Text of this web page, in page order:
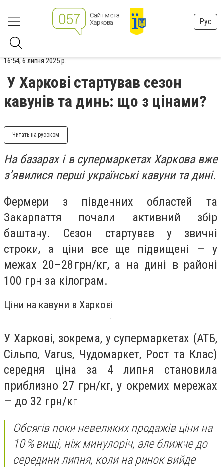
Рус
16:54, 6 липня 2025 р.
У Харкові стартував сезон
кавунів та динь: що з цінами?
Читать на русском
На базарах і в супермаркетах Харкова вже
з’явилися перші українські кавуни та дині.
Фермери з південних областей та
Закарпаття почали активний збір
баштану. Сезон стартував у звичні
строки, а ціни все ще підвищені — у
межах 20–28 грн/кг, а на дині в районі
100 грн за кілограм.
Ціни на кавуни в Харкові
У Харкові, зокрема, у супермаркетах (АТБ,
Сільпо, Varus, Чудомаркет, Рост та Клас)
середня ціна за 4 липня становила
приблизно 27 грн/кг, у окремих мережах
— до 32 грн/кг
Обсягів поки невеликих продажів ціни на
10 % вищі, ніж минулоріч, але ближче до
середини липня, коли на ринок вийде